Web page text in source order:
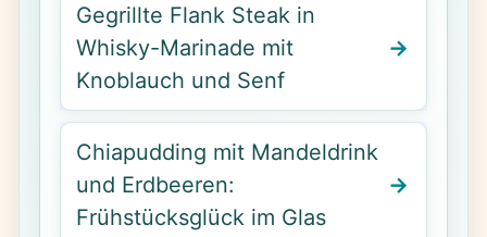
Gegrillte Flank Steak in
Whisky-Marinade mit
Knoblauch und Senf
Chiapudding mit Mandeldrink
und Erdbeeren:
Frühstücksglück im Glas